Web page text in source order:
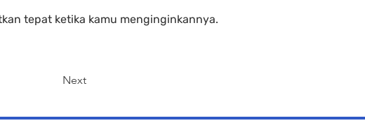
tepat ketika kamu menginginkannya.
Next